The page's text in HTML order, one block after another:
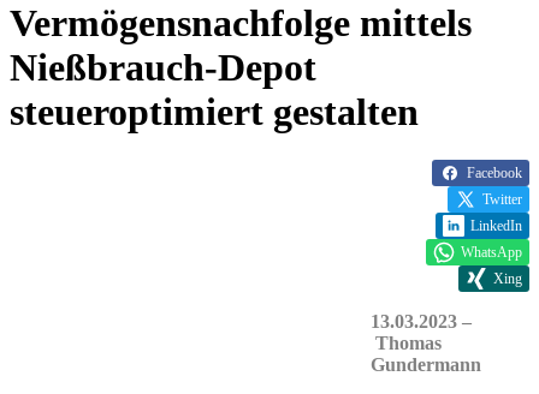
Vermögensnachfolge mittels
Nießbrauch-Depot
steueroptimiert gestalten
Facebook
Twitter
LinkedIn
WhatsApp
Xing
13.03.2023 –
Thomas
Gundermann